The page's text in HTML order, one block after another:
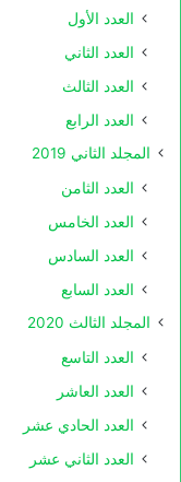
العدد الأول
العدد الثاني
العدد الثالث
العدد الرابع
المجلد الثاني 2019
العدد الثامن
العدد الخامس
العدد السادس
العدد السابع
المجلد الثالث 2020
العدد التاسع
العدد العاشر
العدد الحادي عشر
العدد الثاني عشر